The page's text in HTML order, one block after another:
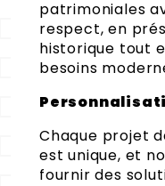
patrimoniales
respect, en
historique tout
besoins
Chaque projet
est unique, et
fournir des